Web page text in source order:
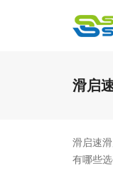
滑启
滑启速
有哪些选